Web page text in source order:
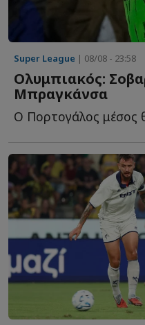
Super League | 08/08 - 23:58
Ολυμπιακός:
Μπραγκάνσα
Ο Πορτογάλος μέσος